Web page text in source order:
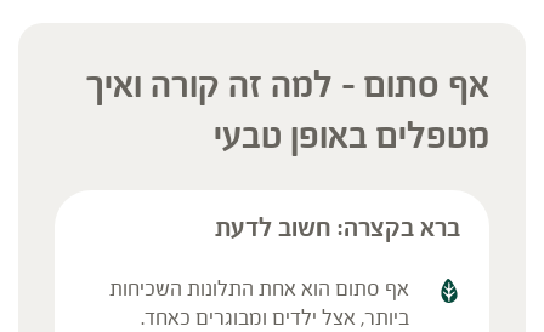
אף סתום – למה זה קורה ואיך
מטפלים באופן טבעי
ברא בקצרה: חשוב לדעת
אף סתום הוא אחת התלונות השכיחות
ביותר, אצל ילדים ומבוגרים כאחד.